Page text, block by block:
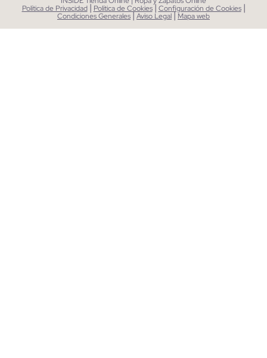
Política de Privacidad | Política de Cookies| Configuración de Cookies |
Condiciones Generales|Aviso Legal| Mapa web